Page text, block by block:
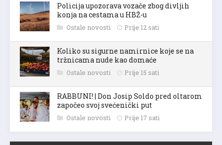
Policija upozorava vozače zbog divljih
konja na cestama u HBŽ-u
Ostale novosti Prije 12 sati
Koliko su sigurne namirnice koje se na
tržnicama nude kao domaće
Ostale novosti Prije 15 sati
RABBUNI! | Don Josip Soldo pred oltarom
započeo svoj svećenički put
Ostale novosti Prije 17 sati